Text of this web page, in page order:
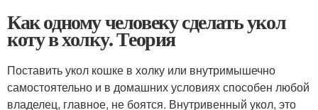
Как одному человеку сделать укол
коту в холку. Теория
Поставить укол кошке в холку или внутримышечно
самостоятельно и в домашних условиях способен любой
владелец, главное, не боятся. Внутривенный укол, это